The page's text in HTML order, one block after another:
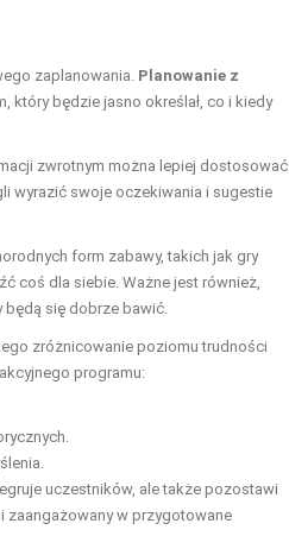
zaplanowania. Planowanie z
który będzie jasno określał, co i kiedy
zwrotnym można lepiej dostosować
wyrazić swoje oczekiwania i sugestie
form zabawy, takich jak gry
coś dla siebie. Ważne jest również,
będą się dobrze bawić.
zróżnicowanie poziomu trudności
programu:
uczestników, ale także pozostawi
zaangażowany w przygotowane